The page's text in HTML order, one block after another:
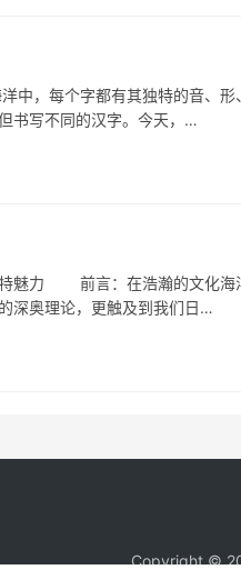
每个字都有其独特的音、形、
书写不同的汉字。今天，…
力 前言：在浩瀚的文化海洋
深奥理论，更触及到我们日…
Copyright ©